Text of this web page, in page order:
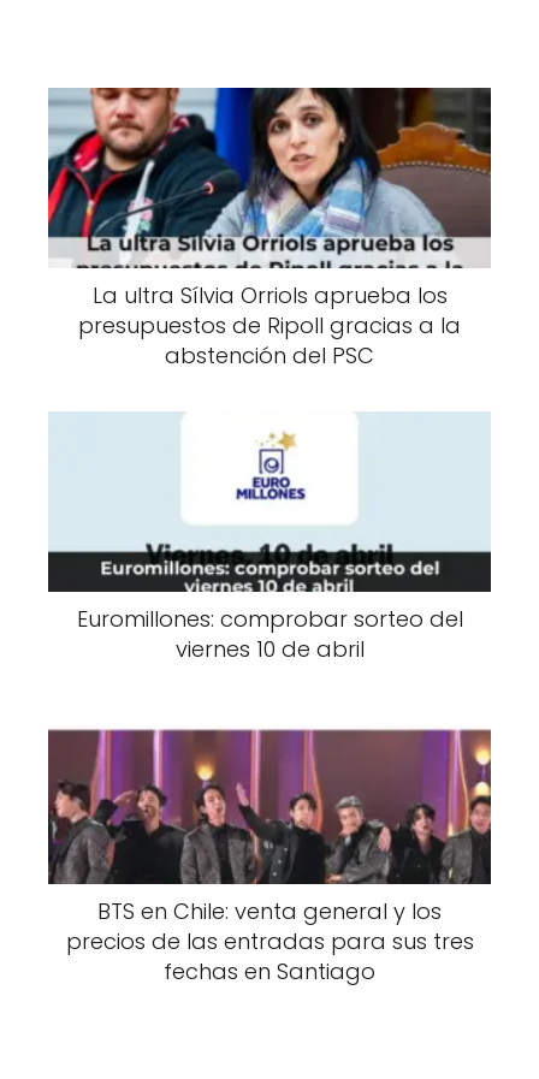
La ultra Sílvia Orriols aprueba los
presupuestos de Ripoll gracias a la
abstención del PSC
Euromillones: comprobar sorteo del
viernes 10 de abril
BTS en Chile: venta general y los
precios de las entradas para sus tres
fechas en Santiago